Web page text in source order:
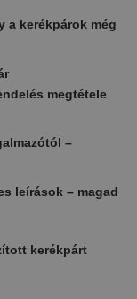
a kerékpárok még
megtétele
–
leírások – magad
kerékpárt